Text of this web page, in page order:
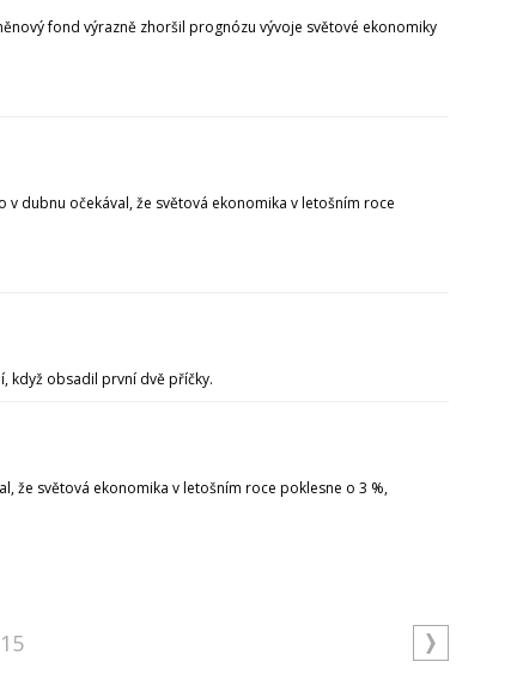
fond výrazně zhoršil prognózu vývoje světové ekonomiky
dubnu očekával, že světová ekonomika v letošním roce
když obsadil první dvě příčky.
že světová ekonomika v letošním roce poklesne o 3 %,